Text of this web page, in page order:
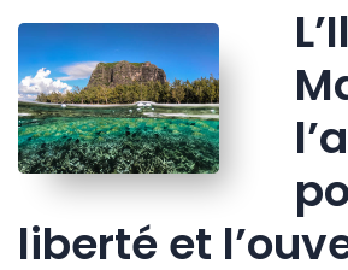
liberté et